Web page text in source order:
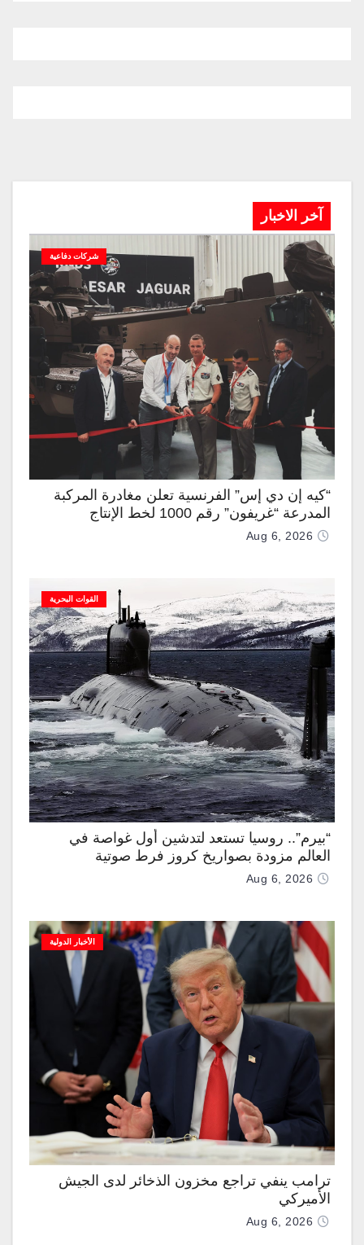
آخر الاخبار
شركات دفاعية
“كيه إن دي إس” الفرنسية تعلن مغادرة المركبة
المدرعة “غريفون” رقم 1000 لخط الإنتاج
Aug 6, 2026
القوات البحرية
“بيرم”.. روسيا تستعد لتدشين أول غواصة في
العالم مزودة بصواريخ كروز فرط صوتية
Aug 6, 2026
الأخبار الدولية
ترامب ينفي تراجع مخزون الذخائر لدى الجيش
الأميركي
Aug 6, 2026